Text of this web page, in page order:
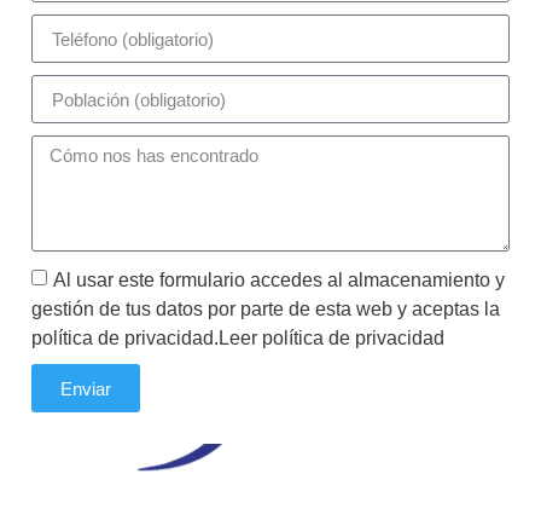
Al usar este formulario accedes al almacenamiento y
gestión de tus datos por parte de esta web y aceptas la
política de privacidad.Leer política de privacidad
Enviar